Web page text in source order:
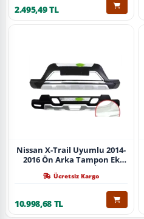
2.495,49 TL
Nissan X-Trail Uyumlu 2014-
2016 Ön Arka Tampon Ek
Koruma Difüzör İthal
Ücretsiz Kargo
10.998,68 TL